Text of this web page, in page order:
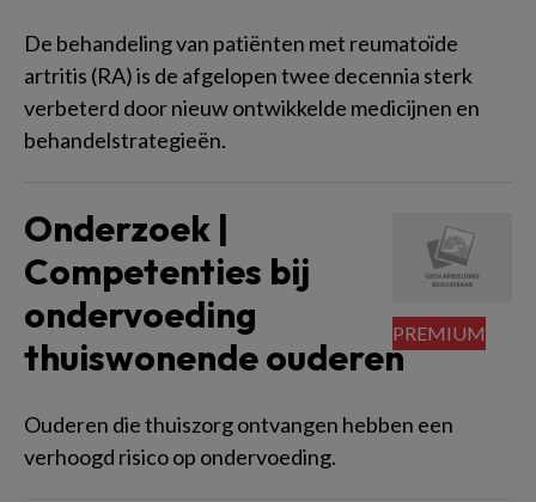
De behandeling van patiënten met reumatoïde
artritis (RA) is de afgelopen twee decennia sterk
verbeterd door nieuw ontwikkelde medicijnen en
behandelstrategieën.
Onderzoek |
Competenties bij
ondervoeding
thuiswonende ouderen
Ouderen die thuiszorg ontvangen hebben een
verhoogd risico op ondervoeding.